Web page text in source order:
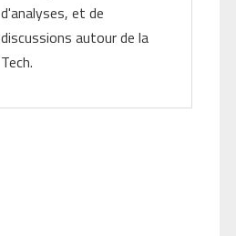
d'analyses, et de
discussions autour de la
Tech.